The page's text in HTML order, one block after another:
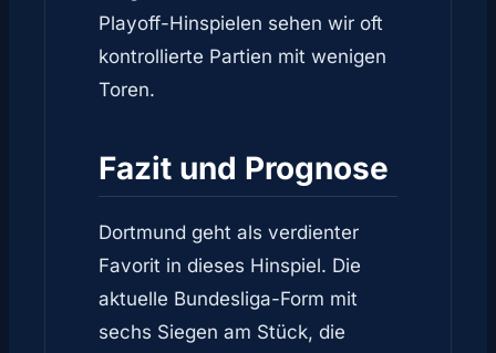
Playoff-Hinspielen sehen wir oft
kontrollierte Partien mit wenigen
Toren.
Fazit und Prognose
Dortmund geht als verdienter
Favorit in dieses Hinspiel. Die
aktuelle Bundesliga-Form mit
sechs Siegen am Stück, die